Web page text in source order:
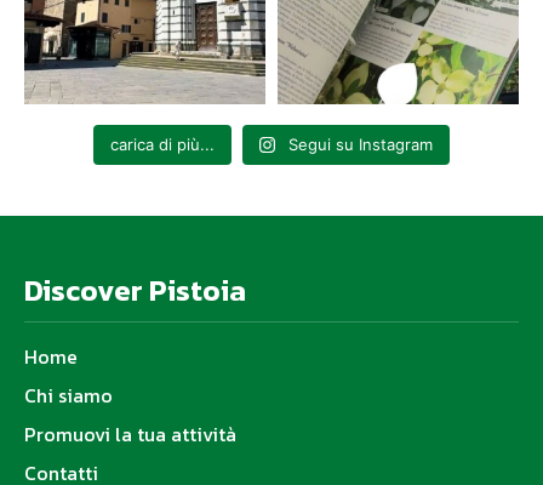
carica di più... Segui su Instagram
Discover Pistoia
Home
Chi siamo
Promuovi la tua attività
Contatti